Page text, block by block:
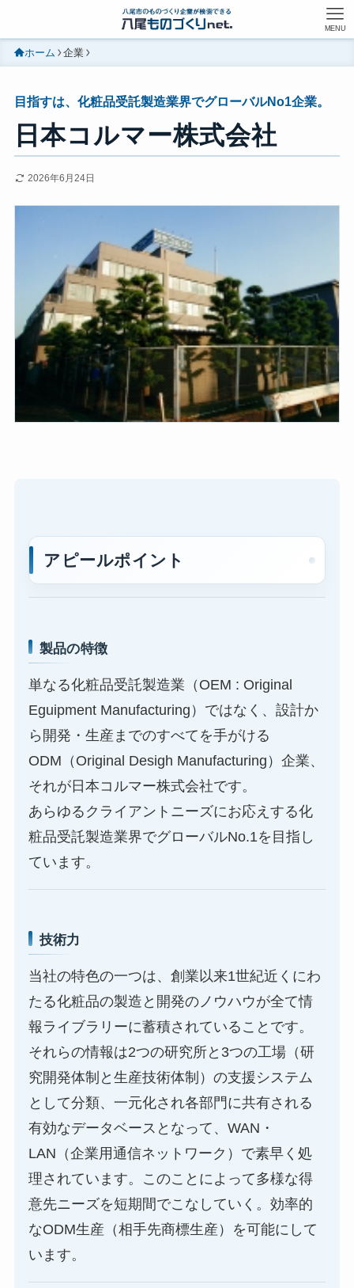
MENU
ホーム 企業
目指すは、化粧品受託製造業界でグローバルNo1企業。
日本コルマー株式会社
2026年6月24日
アピールポイント
製品の特徴
単なる化粧品受託製造業（OEM : Original
Eguipment Manufacturing）ではなく、設計か
ら開発・生産までのすべてを手がける
ODM（Original Desigh Manufacturing）企業、
それが日本コルマー株式会社です。
あらゆるクライアントニーズにお応えする化
粧品受託製造業界でグローバルNo.1を目指し
ています。
技術力
当社の特色の一つは、創業以来1世紀近くにわ
たる化粧品の製造と開発のノウハウが全て情
報ライブラリーに蓄積されていることです。
それらの情報は2つの研究所と3つの工場（研
究開発体制と生産技術体制）の支援システム
として分類、一元化され各部門に共有される
有効なデータベースとなって、WAN・
LAN（企業用通信ネットワーク）で素早く処
理されています。このことによって多様な得
意先ニーズを短期間でこなしていく。効率的
なODM生産（相手先商標生産）を可能にして
います。